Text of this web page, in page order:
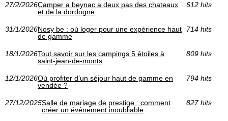
27/2/2026Camper a beynac a deux pas des chateaux
et de la dordogne
612 hits
31/1/2026Nosy be : où loger pour une expérience haut
de gamme
714 hits
18/1/2026Tout savoir sur les campings 5 étoiles à
saint-jean-de-monts
809 hits
12/1/2026Où profiter d’un séjour haut de gamme en
vendée ?
794 hits
27/12/2025Salle de mariage de prestige : comment
créer un événement inoubliable
827 hits